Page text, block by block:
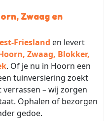
Zwaag en
Friesland en levert
Zwaag, Blokker,
. Of je nu in Hoorn een
tuinversiering zoekt
– wij zorgen
Ophalen of bezorgen
gedoe.